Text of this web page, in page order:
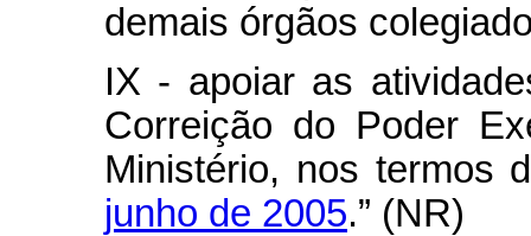
demais órgãos
IX - apoiar as
Correição do Poder
Ministério, nos termos
junho de 2005.” (NR)